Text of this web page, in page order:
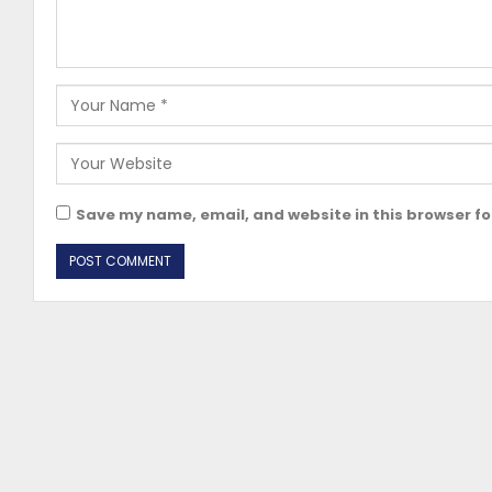
Save my name, email, and website in this browser